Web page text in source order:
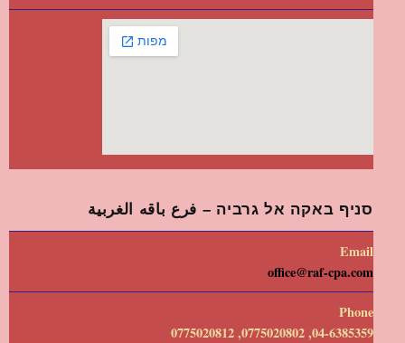
סניף באקה אל גרביה – فرع باقه الغربية
Email
office@raf-cpa.com
Phone
04-6385359, 0775020802, 0775020812